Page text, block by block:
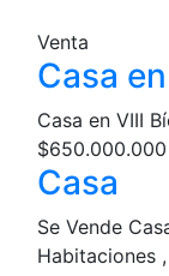
Venta
Casa
Casa en VIII
$650.000.000
Casa
Se Vende
Habitaciones